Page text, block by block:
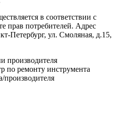
в соответствии с
прав потребителей. Адрес
Петербург, ул. Смоляная, д.15,
производителя
по ремонту инструмента
производителя